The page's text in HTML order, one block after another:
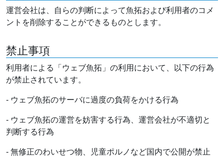
運営会社は、自らの判断によって魚拓および利用者のコメ
ントを削除することができるものとします。
禁止事項
利用者による「ウェブ魚拓」の利用において、以下の行為
が禁止されています。
- ウェブ魚拓のサーバに過度の負荷をかける行為
- ウェブ魚拓の運営を妨害する行為、運営会社が不適切と
判断する行為
- 無修正のわいせつ物、児童ポルノなど国内で公開が禁止